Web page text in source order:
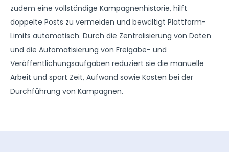
zudem eine vollständige Kampagnenhistorie, hilft
doppelte Posts zu vermeiden und bewältigt Plattform-
Limits automatisch. Durch die Zentralisierung von Daten
und die Automatisierung von Freigabe- und
Veröffentlichungsaufgaben reduziert sie die manuelle
Arbeit und spart Zeit, Aufwand sowie Kosten bei der
Durchführung von Kampagnen.